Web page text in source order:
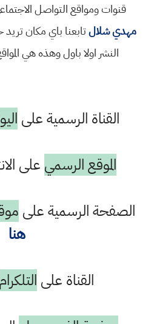
قنوات ومواقع التواصل
مهدي شلالتابعنا باي مكان
النشر اولا باول وهذه هي
القناة الرسمية على
الموقع الرسمي على
الصفحة الرسمية على
هنا
القناة على التلكرام